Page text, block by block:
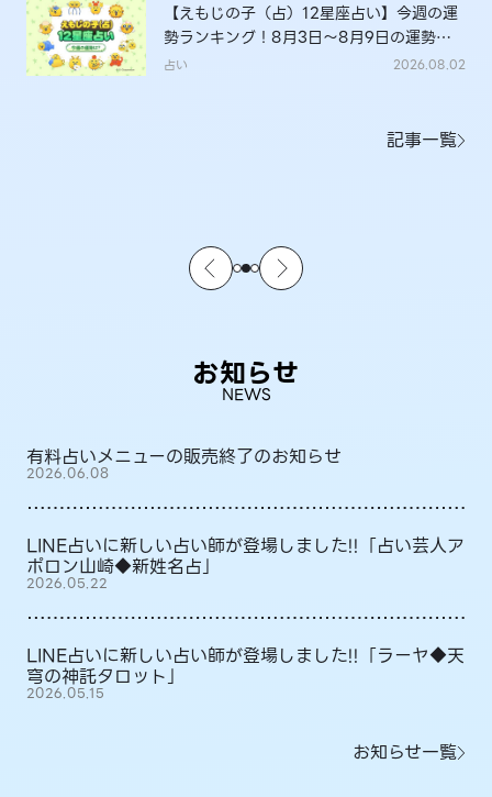
【えもじの子（占）12星座占い】今週の運
勢ランキング！8月3日～8月9日の運勢
は？
占い 2026.08.02
記事一覧
お知らせ
NEWS
有料占いメニューの販売終了のお知らせ
2026.06.08
LINE占いに新しい占い師が登場しました!!「占い芸人ア
ポロン山崎◆新姓名占」
2026.05.22
LINE占いに新しい占い師が登場しました!!「ラーヤ◆天
穹の神託タロット」
2026.05.15
お知らせ一覧